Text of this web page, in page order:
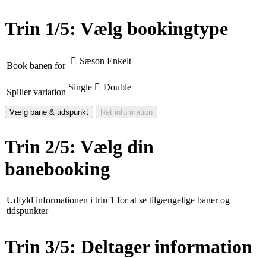
Trin 1/5: Vælg bookingtype
Book banen for Sæson Enkelt
Spiller variation Single Double
Vælg bane & tidspunkt Ret information
Trin 2/5: Vælg din
banebooking
Udfyld informationen i trin 1 for at se tilgængelige baner og
tidspunkter
Trin 3/5: Deltager information